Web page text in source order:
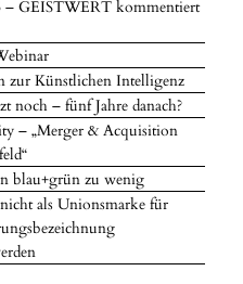
– GEISTWERT kommentiert
Künstlichen Intelligenz
– fünf Jahre danach?
– „Merger & Acquisition
blau+grün zu wenig
als Unionsmarke für